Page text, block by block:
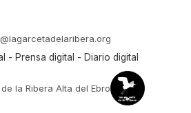
- Prensa digital - Diario digital
la Ribera Alta del Ebro